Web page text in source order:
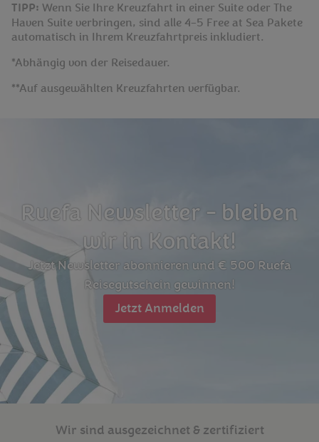
TIPP: Wenn Sie Ihre Kreuzfahrt in einer Suite oder The
Haven Suite verbringen, sind alle 4–5 Free at Sea Pakete
automatisch in Ihrem Kreuzfahrtpreis inkludiert.
*Abhängig von der Reisedauer.
**Auf ausgewählten Kreuzfahrten verfügbar.
Ruefa Newsletter - bleiben
wir in Kontakt!
Jetzt Newsletter abonnieren und € 500 Ruefa
Reisegutschein gewinnen!
Jetzt Anmelden
Wir sind ausgezeichnet & zertifiziert